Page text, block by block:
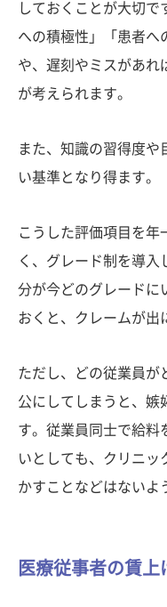
しておくことが大切で
への積極性」「患者へ
や、遅刻やミスがあれ
が考えられます。
また、知識の習得度や
い基準となり得ます。
こうした評価項目を年
く、グレード制を導入
分が今どのグレードに
おくと、クレームが出
ただし、どの従業員が
公にしてしまうと、嫉
す。従業員同士で給料
いとしても、クリニッ
かすことなどはないよ
医療従事者の賃上